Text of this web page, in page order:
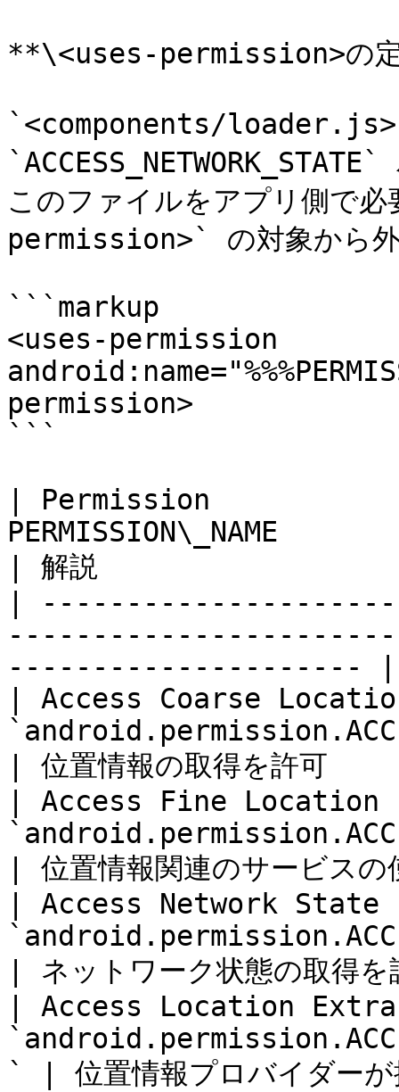
**\<uses-permission>の
`<components/loader.js>`
このファイルをアプリ側で
permission>` の対象から
```markup
<uses-permission
permission>
```
| Permission　　
PERMISSION\_NAME
| 解説
|
--------------------- |
| Access Coarse
| 位置情報の取得を
| Access Fine
| 位置情報関連のサー
| Access Network
| ネットワーク状態
| Access Location Extra
` | 位置情報プロバイダーが